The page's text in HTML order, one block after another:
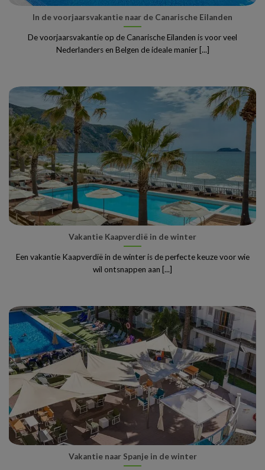
In de voorjaarsvakantie naar de Canarische Eilanden
De voorjaarsvakantie op de Canarische Eilanden is voor veel
Nederlanders en Belgen de ideale manier [...]
Vakantie Kaapverdië in de winter
Een vakantie Kaapverdië in de winter is de perfecte keuze voor wie
wil ontsnappen aan [...]
Vakantie naar Spanje in de winter